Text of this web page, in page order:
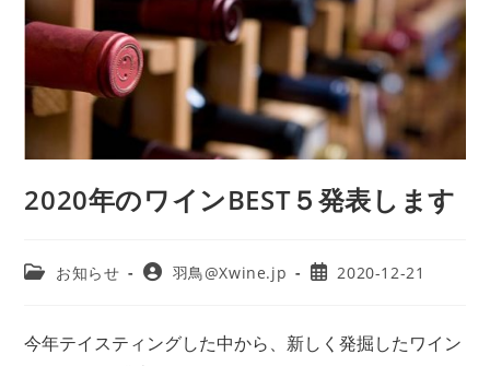
2020年のワインBEST５発表します
お知らせ 羽鳥@Xwine.jp 2020-12-21
今年テイスティングした中から、新しく発掘したワイン